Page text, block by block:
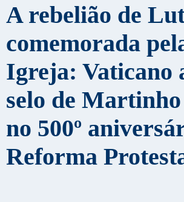
A rebelião de
comemorada
Igreja: Vaticano
selo de
no 500º
Reforma